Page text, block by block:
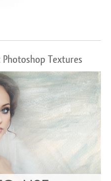
Textures